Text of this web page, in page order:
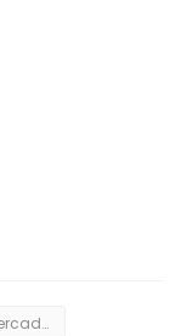
mulheres no mercado de trabalho